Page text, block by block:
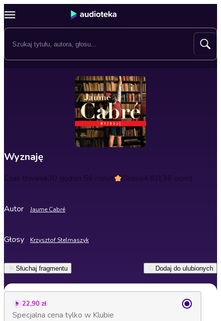
Wyznaję
Czas trwania30 godzin 56 minut Ocena4.8(136 ocen)
Autor Jaume Cabré
Głosy Krzysztof Stelmaszyk
Słuchaj fragmentu Dodaj do ulubionych
22,90 zł
Specjalna cena tylko w Klubie